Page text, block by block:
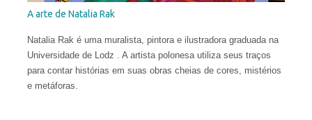
A arte de Natalia Rak
Natalia Rak é uma muralista, pintora e ilustradora graduada na
Universidade de Lodz . A artista polonesa utiliza seus traços
para contar histórias em suas obras cheias de cores, mistérios
e metáforas.